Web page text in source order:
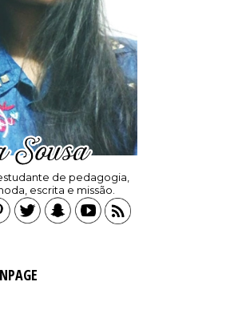
de pedagogia,
escrita e missão.